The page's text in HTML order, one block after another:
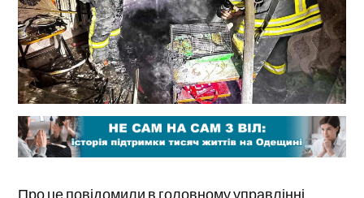
Про це повідомили в головному управлінні